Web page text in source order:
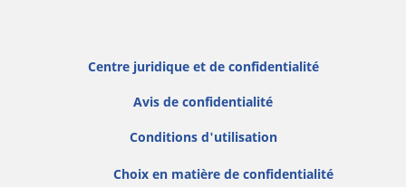
Centre juridique et de confidentialité
Avis de confidentialité
Conditions d'utilisation
Choix en matière de confidentialité